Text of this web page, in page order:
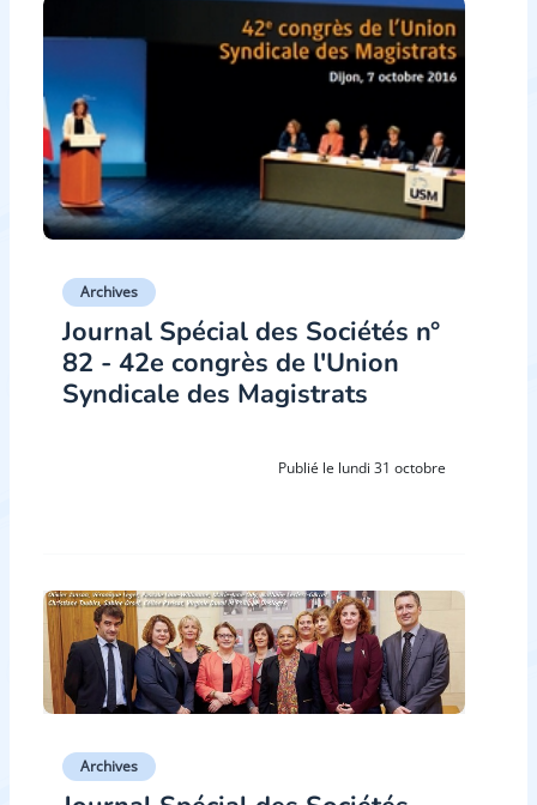
Archives
Journal Spécial des Sociétés n°
82 - 42e congrès de l'Union
Syndicale des Magistrats
Publié le lundi 31 octobre
Archives